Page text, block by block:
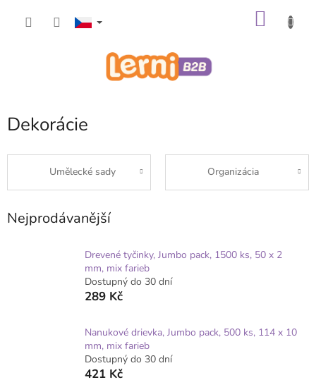
Dekorácie
Umělecké sady Organizácia
Nejprodávanější
Drevené tyčinky, Jumbo pack, 1500 ks, 50 x 2
mm, mix farieb
Dostupný do 30 dní
289 Kč
Nanukové drievka, Jumbo pack, 500 ks, 114 x 10
mm, mix farieb
Dostupný do 30 dní
421 Kč